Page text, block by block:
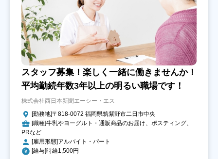
スタッフ募集！楽しく一緒に働きませんか！
平均勤続年数3年以上の明るい職場です！
株式会社西日本新聞エーシー・エス
[勤務地]〒818-0072 福岡県筑紫野市二日市中央
[職種]牛乳やヨーグルト・通販商品のお届け、ポスティング、
PRなど
[雇用形態]アルバイト・パート
[給与]時給1,500円